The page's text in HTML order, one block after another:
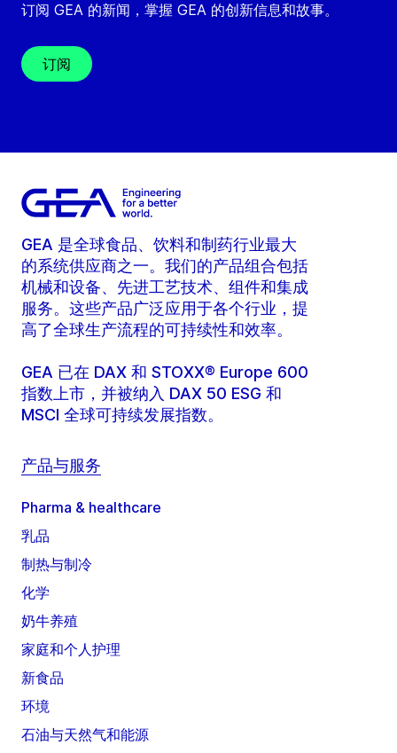
订阅 GEA 的新闻，掌握 GEA 的创新信息和故事。
订阅
GEA 是全球食品、饮料和制药行业最大
的系统供应商之一。我们的产品组合包括
机械和设备、先进工艺技术、组件和集成
服务。这些产品广泛应用于各个行业，提
高了全球生产流程的可持续性和效率。
GEA 已在 DAX 和 STOXX® Europe 600
指数上市，并被纳入 DAX 50 ESG 和
MSCI 全球可持续发展指数。
产品与服务
Pharma & healthcare
乳品
制热与制冷
化学
奶牛养殖
家庭和个人护理
新食品
环境
石油与天然气和能源